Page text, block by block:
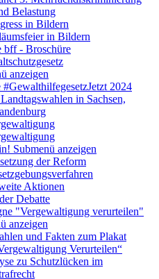
Belastung
in Bildern
in Bildern
bff - Broschüre
anzeigen
2024
in Sachsen,
Submenü anzeigen
der Reform
Aktionen
Debatte
"Vergewaltigung verurteilen"
anzeigen
und Fakten zum Plakat
Verurteilen“
zu Schutzlücken im